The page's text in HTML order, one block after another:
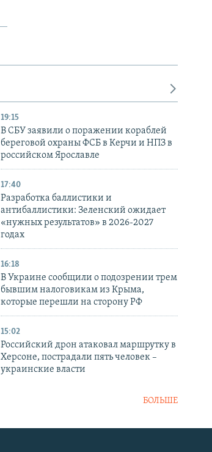
19:15
В СБУ заявили о поражении кораблей
береговой охраны ФСБ в Керчи и НПЗ в
российском Ярославле
17:40
Разработка баллистики и
антибаллистики: Зеленский ожидает
«нужных результатов» в 2026-2027
годах
16:18
В Украине сообщили о подозрении трем
бывшим налоговикам из Крыма,
которые перешли на сторону РФ
15:02
Российский дрон атаковал маршрутку в
Херсоне, пострадали пять человек –
украинские власти
БОЛЬШЕ